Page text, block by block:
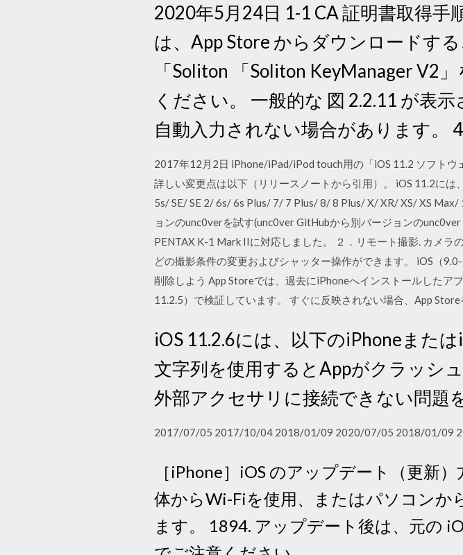
2020年5月24日 1-1 CA 証明書取得手
は、App Store からダウンロードす
「Soliton 「Soliton KeyManager V2
ください。 一般的な 図 2.2.11 が表
自動入力されない場合があります。
2017年12月2日 iPhone/iPad/iPod touch用の「iOS 11.2 ソフト
詳しい変更点は以下（リリースノートから引用）。 iOS 11.2に
5s/ SE/ SE 2/ 6s/ 6s Plus/ 7/ 7 Plus/ 8/ 8 Plus/ X/ XR/ XS/ XS
ョンのunc0verを試す(unc0ver GitHubから別バージョンの
PENTAX K-1 Mark IIに対応しました。 ２．リモート撮影. カメ
どの撮影条件の変更およびシャッター操作ができます。 iOS（
削除しよう App Storeでは、過去にiPhoneへインストールしたア
11.2.5）で検証しています。 すぐに反映されない場合、App Store
iOS 11.2.6には、以下のiPhoneまた
文字列を使用するとAppがクラッシ
外部アクセサリに接続できない問題
2017/07/05 2017/10/04 2018/01/09 2020/07/05 2018/01/09
［iPhone］iOS のアップデート（更新
体からWi-Fiを使用、またはパソコンか
ます。 1894. アップデート後は、元の